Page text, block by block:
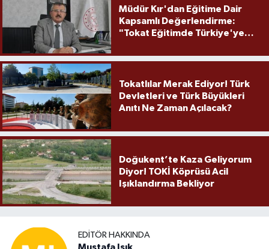
Müdür Kır'dan Eğitime Dair
Kapsamlı Değerlendirme:
"Tokat Eğitimde Türkiye'ye
Tokatlılar Merak Ediyor! Türk
Devletleri ve Türk Büyükleri
Anıtı Ne Zaman Açılacak?
Doğukent’te Kaza Geliyorum
Diyor! TOKİ Köprüsü Acil
Işıklandırma Bekliyor
EDITÖR HAKKINDA
Mustafa Işık